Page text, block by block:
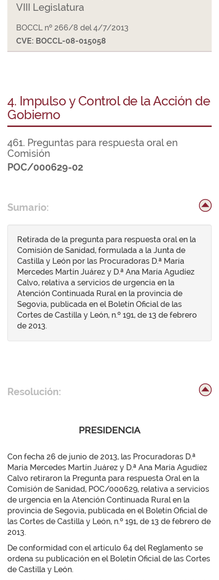
VIII Legislatura
BOCCL nº 266/8 del 4/7/2013
CVE: BOCCL-08-015058
4. Impulso y Control de la Acción de
Gobierno
461. Preguntas para respuesta oral en
Comisión
POC/000629-02
Sumario:
Retirada de la pregunta para respuesta oral en la
Comisión de Sanidad, formulada a la Junta de
Castilla y León por las Procuradoras D.ª María
Mercedes Martín Juárez y D.ª Ana María Agudíez
Calvo, relativa a servicios de urgencia en la
Atención Continuada Rural en la provincia de
Segovia, publicada en el Boletín Oficial de las
Cortes de Castilla y León, n.º 191, de 13 de febrero
de 2013.
Resolución:
PRESIDENCIA
Con fecha 26 de junio de 2013, las Procuradoras D.ª
María Mercedes Martín Juárez y D.ª Ana María Agudíez
Calvo retiraron la Pregunta para respuesta Oral en la
Comisión de Sanidad, POC/000629, relativa a servicios
de urgencia en la Atención Continuada Rural en la
provincia de Segovia, publicada en el Boletín Oficial de
las Cortes de Castilla y León, n.º 191, de 13 de febrero de
2013.
De conformidad con el artículo 64 del Reglamento se
ordena su publicación en el Boletín Oficial de las Cortes
de Castilla y León.